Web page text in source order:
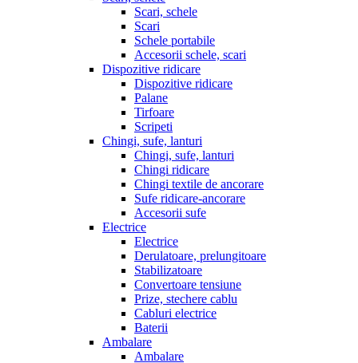
Scari, schele
Scari
Schele portabile
Accesorii schele, scari
Dispozitive ridicare
Dispozitive ridicare
Palane
Tirfoare
Scripeti
Chingi, sufe, lanturi
Chingi, sufe, lanturi
Chingi ridicare
Chingi textile de ancorare
Sufe ridicare-ancorare
Accesorii sufe
Electrice
Electrice
Derulatoare, prelungitoare
Stabilizatoare
Convertoare tensiune
Prize, stechere cablu
Cabluri electrice
Baterii
Ambalare
Ambalare